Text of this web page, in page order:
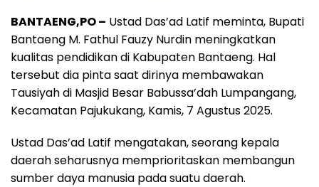
c
e
b
o
o
a
t
s
A
p
l
e
g
r
a
r
e
a
d
s
a
r
e
BANTAENG,PO – Ustad Das’ad Latif meminta, Bupati
Bantaeng M. Fathul Fauzy Nurdin meningkatkan
kualitas pendidikan di Kabupaten Bantaeng. Hal
tersebut dia pinta saat dirinya membawakan
Tausiyah di Masjid Besar Babussa’dah Lumpangang,
Kecamatan Pajukukang, Kamis, 7 Agustus 2025.
Ustad Das’ad Latif mengatakan, seorang kepala
daerah seharusnya memprioritaskan membangun
sumber daya manusia pada suatu daerah.